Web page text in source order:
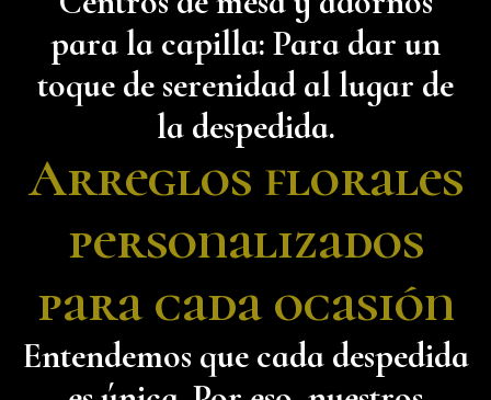
para la capilla: Para dar un
toque de serenidad al lugar de
la despedida.
Arreglos florales
personalizados
para cada ocasión
Entendemos que cada despedida